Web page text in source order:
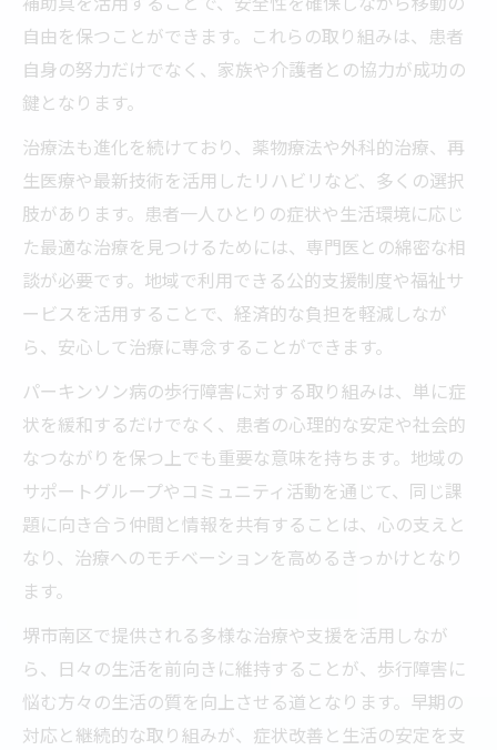
自由を保つことができます。これらの取り組みは、患者
自身の努力だけでなく、家族や介護者との協力が成功の
鍵となります。
治療法も進化を続けており、薬物療法や外科的治療、再
生医療や最新技術を活用したリハビリなど、多くの選択
肢があります。患者一人ひとりの症状や生活環境に応じ
た最適な治療を見つけるためには、専門医との綿密な相
談が必要です。地域で利用できる公的支援制度や福祉サ
ービスを活用することで、経済的な負担を軽減しなが
ら、安心して治療に専念することができます。
パーキンソン病の歩行障害に対する取り組みは、単に症
状を緩和するだけでなく、患者の心理的な安定や社会的
なつながりを保つ上でも重要な意味を持ちます。地域の
サポートグループやコミュニティ活動を通じて、同じ課
題に向き合う仲間と情報を共有することは、心の支えと
なり、治療へのモチベーションを高めるきっかけとなり
ます。
堺市南区で提供される多様な治療や支援を活用しなが
ら、日々の生活を前向きに維持することが、歩行障害に
悩む方々の生活の質を向上させる道となります。早期の
対応と継続的な取り組みが、症状改善と生活の安定を支